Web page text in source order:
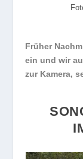
Früher
ein und wir
zur Kamera,